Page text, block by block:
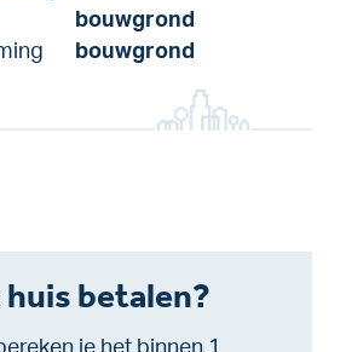
bouwgrond
bouwgrond
betalen?
je het binnen 1